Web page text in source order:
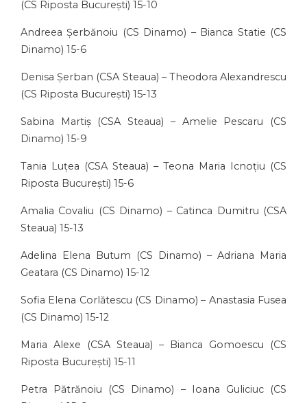
(CS Riposta București) 15-10
Andreea Șerbănoiu (CS Dinamo) – Bianca Statie (CS
Dinamo) 15-6
Denisa Șerban (CSA Steaua) – Theodora Alexandrescu
(CS Riposta București) 15-13
Sabina Martiș (CSA Steaua) – Amelie Pescaru (CS
Dinamo) 15-9
Tania Luțea (CSA Steaua) – Teona Maria Icnoțiu (CS
Riposta București) 15-6
Amalia Covaliu (CS Dinamo) – Catinca Dumitru (CSA
Steaua) 15-13
Adelina Elena Butum (CS Dinamo) – Adriana Maria
Geatara (CS Dinamo) 15-12
Sofia Elena Corlătescu (CS Dinamo) – Anastasia Fusea
(CS Dinamo) 15-12
Maria Alexe (CSA Steaua) – Bianca Gomoescu (CS
Riposta București) 15-11
Petra Pătrănoiu (CS Dinamo) – Ioana Guliciuc (CS